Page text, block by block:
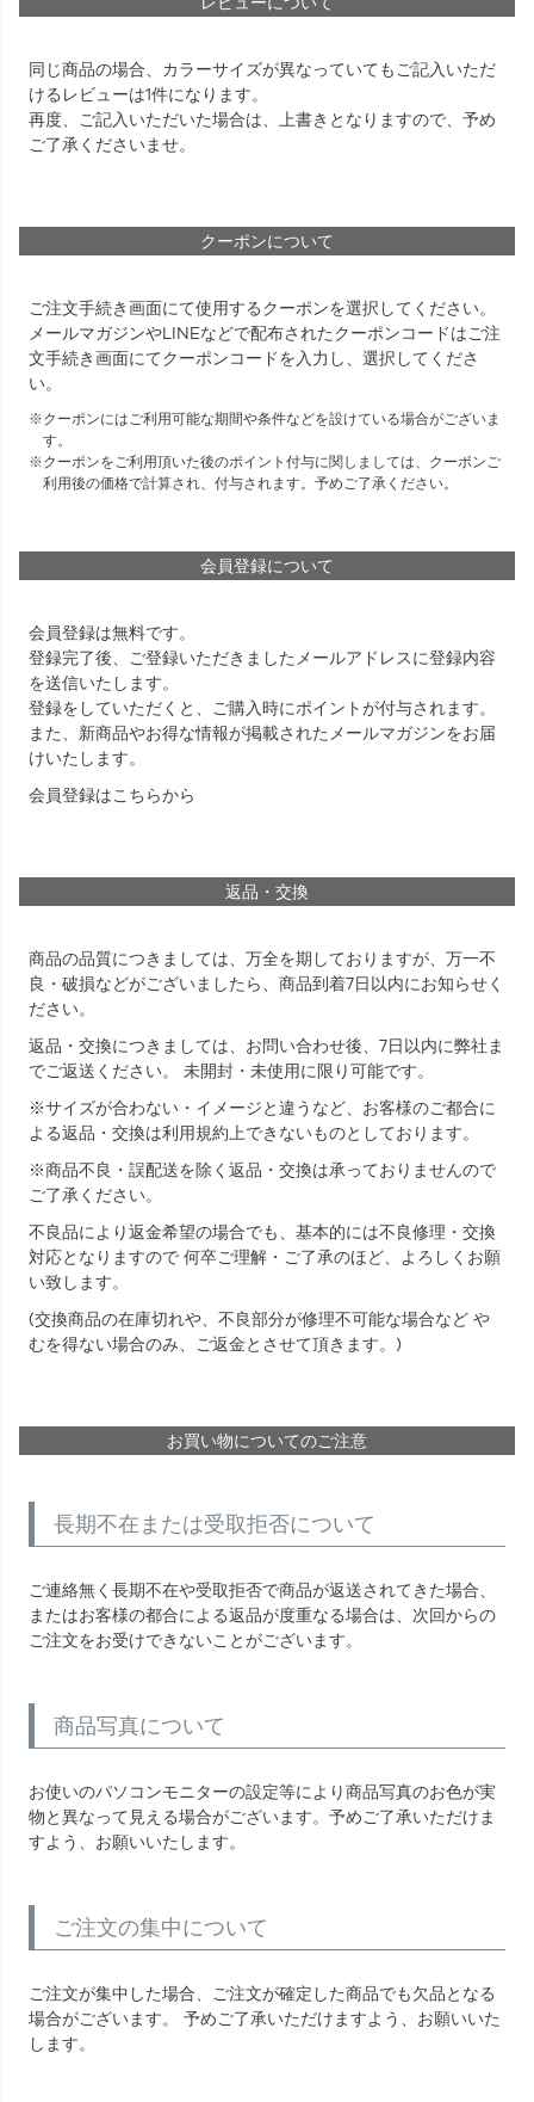
同じ商品の場合、カラーサイズが異なっていてもご記入いただ
けるレビューは1件になります。
再度、ご記入いただいた場合は、上書きとなりますので、予め
ご了承くださいませ。
クーポンについて
ご注文手続き画面にて使用するクーポンを選択してください。
メールマガジンやLINEなどで配布されたクーポンコードはご注
文手続き画面にてクーポンコードを入力し、選択してくださ
い。
クーポンにはご利用可能な期間や条件などを設けている場合がございま
す。
クーポンをご利用頂いた後のポイント付与に関しましては、クーポンご
利用後の価格で計算され、付与されます。予めご了承ください。
会員登録について
会員登録は無料です。
登録完了後、ご登録いただきましたメールアドレスに登録内容
を送信いたします。
登録をしていただくと、ご購入時にポイントが付与されます。
また、新商品やお得な情報が掲載されたメールマガジンをお届
けいたします。
会員登録はこちらから
返品・交換
商品の品質につきましては、万全を期しておりますが、万一不
良・破損などがございましたら、商品到着7日以内にお知らせく
ださい。
返品・交換につきましては、お問い合わせ後、7日以内に弊社ま
でご返送ください。 未開封・未使用に限り可能です。
※サイズが合わない・イメージと違うなど、お客様のご都合に
よる返品・交換は利用規約上できないものとしております。
※商品不良・誤配送を除く返品・交換は承っておりませんので
ご了承ください。
不良品により返金希望の場合でも、基本的には不良修理・交換
対応となりますので 何卒ご理解・ご了承のほど、よろしくお願
い致します。
(交換商品の在庫切れや、不良部分が修理不可能な場合など や
むを得ない場合のみ、ご返金とさせて頂きます。)
お買い物についてのご注意
長期不在または受取拒否について
ご連絡無く長期不在や受取拒否で商品が返送されてきた場合、
またはお客様の都合による返品が度重なる場合は、次回からの
ご注文をお受けできないことがございます。
商品写真について
お使いのパソコンモニターの設定等により商品写真のお色が実
物と異なって見える場合がございます。予めご了承いただけま
すよう、お願いいたします。
ご注文の集中について
ご注文が集中した場合、ご注文が確定した商品でも欠品となる
場合がございます。 予めご了承いただけますよう、お願いいた
します。